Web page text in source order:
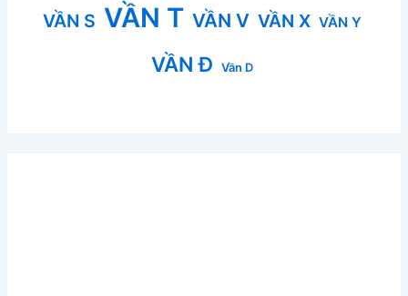
VẦN S VẦN T VẦN V VẦN X VẦN Y
VẦN Đ Vần D